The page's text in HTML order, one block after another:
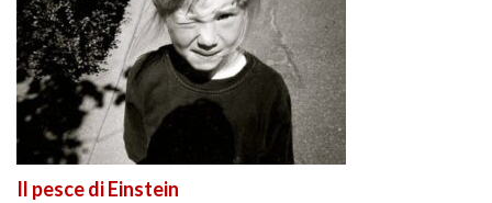
Il pesce di Einstein